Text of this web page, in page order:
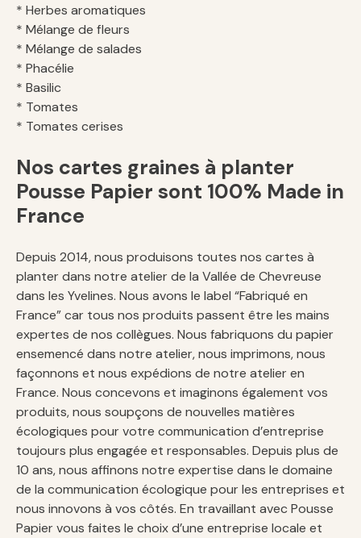
* Herbes aromatiques
* Mélange de fleurs
* Mélange de salades
* Phacélie
* Basilic
* Tomates
* Tomates cerises
Nos cartes graines à planter
Pousse Papier sont 100% Made in
France
Depuis 2014, nous produisons toutes nos cartes à
planter dans notre atelier de la Vallée de Chevreuse
dans les Yvelines. Nous avons le label “Fabriqué en
France” car tous nos produits passent être les mains
expertes de nos collègues. Nous fabriquons du papier
ensemencé dans notre atelier, nous imprimons, nous
façonnons et nous expédions de notre atelier en
France. Nous concevons et imaginons également vos
produits, nous soupçons de nouvelles matières
écologiques pour votre communication d’entreprise
toujours plus engagée et responsables. Depuis plus de
10 ans, nous affinons notre expertise dans le domaine
de la communication écologique pour les entreprises et
nous innovons à vos côtés. En travaillant avec Pousse
Papier vous faites le choix d’une entreprise locale et